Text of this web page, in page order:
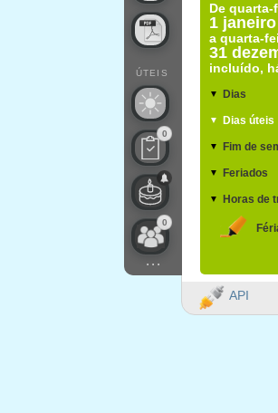
De quarta-
1
a quarta-
31
incluído,
▼ Dias
▼ Dias úteis
▼ Fim de
▼ Feriados
▼ Horas de
ÚTEIS
0
0
...
API